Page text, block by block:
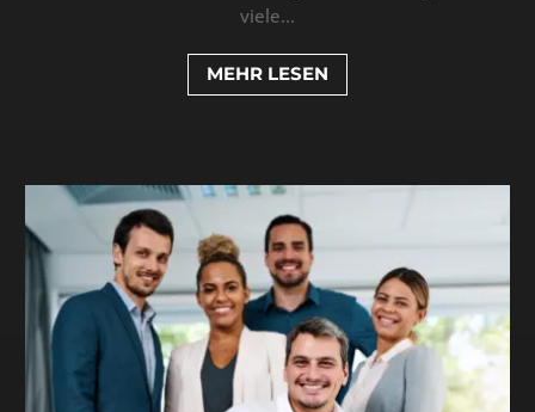
viele...
MEHR LESEN